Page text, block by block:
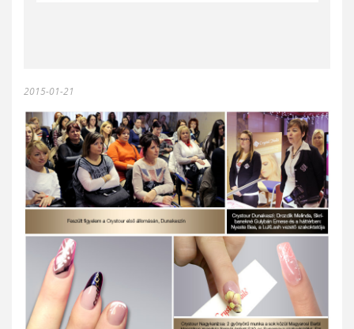
2015-01-21